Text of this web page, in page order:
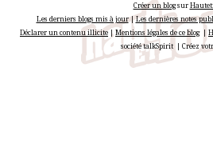
Créer un blogsur
Les derniers blogs mis à jour|Les dernières notes
Déclarer un contenu illicite|Mentions légales de ce blog|
société talkSpirit | Créez